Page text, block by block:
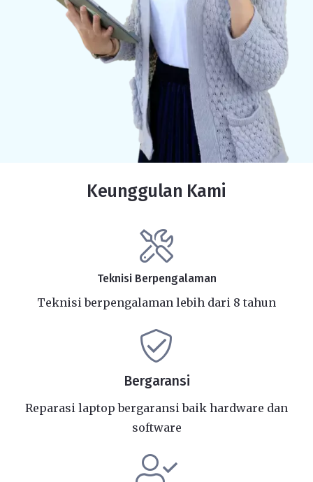
Keunggulan Kami
Teknisi Berpengalaman
Teknisi berpengalaman lebih dari 8 tahun
Bergaransi
Reparasi laptop bergaransi baik hardware dan
software